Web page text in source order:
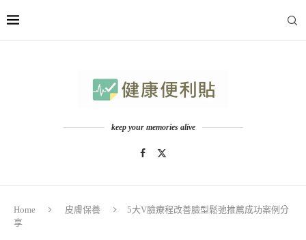
keep your memories alive
Home 皮膚保養
5大V臉療程改善臉型鬆弛推薦成功案例分
享